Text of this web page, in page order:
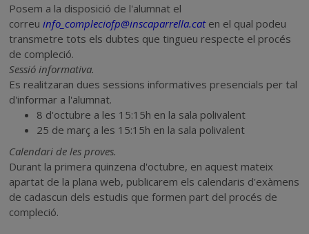
Posem a la disposició de l'alumnat el
correu info_compleciofp@inscaparrella.caten el qual podeu
transmetre tots els dubtes que tingueu respecte el procés
de compleció.
Sessió informativa.
Es realitzaran dues sessions informatives presencials per tal
d'informar a l'alumnat.
8 d'octubre a les 15:15h en la sala polivalent
25 de març a les 15:15h en la sala polivalent
Calendari de les proves.
Durant la primera quinzena d'octubre, en aquest mateix
apartat de la plana web, publicarem els calendaris d'exàmens
de cadascun dels estudis que formen part del procés de
compleció.